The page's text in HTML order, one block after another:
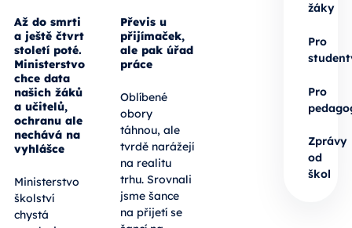
Až do smrti
a ještě čtvrt
století poté.
Ministerstvo
chce data
našich žáků
a učitelů,
ochranu ale
nechává na
vyhlášce
Ministerstvo
školství
chystá
Převis u
přijímaček,
ale pak úřad
práce
Oblíbené
obory
táhnou, ale
tvrdě narážejí
na realitu
trhu. Srovnali
jsme šance
na přijetí se
žáky
Pro
Pro
Zprávy
od
škol